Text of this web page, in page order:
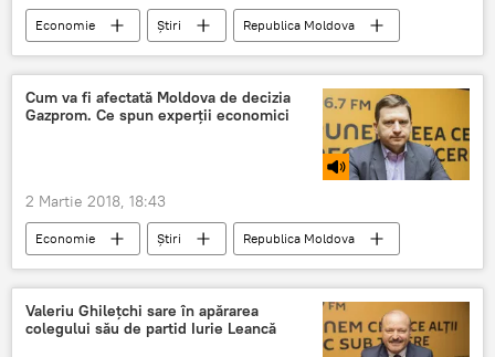
Economie Știri
Republica Moldova
Politică
Societate
Ucraina
Rusia
Igor Dodon
Aleksei Miller
Gazprom
Moldovagaz
tranzit
Cum va fi afectată Moldova de decizia
Gazprom. Ce spun experții economici
2 Martie 2018, 18:43
Economie Știri
Republica Moldova
Podcasturi
chisinau
Gazprom
Ucraian
Viorel Gârbu Alexei Miller
Valeriu Ghilețchi sare în apărarea
colegului său de partid Iurie Leancă